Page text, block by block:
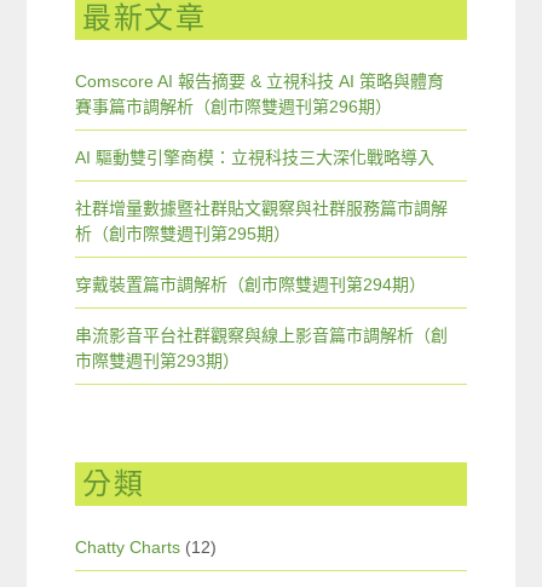
最新文章
Comscore AI 報告摘要 & 立視科技 AI 策略與體育
賽事篇市調解析（創市際雙週刊第296期）
AI 驅動雙引擎商模：立視科技三大深化戰略導入
社群增量數據暨社群貼文觀察與社群服務篇市調解
析（創市際雙週刊第295期）
穿戴裝置篇市調解析（創市際雙週刊第294期）
串流影音平台社群觀察與線上影音篇市調解析（創
市際雙週刊第293期）
分類
Chatty Charts (12)